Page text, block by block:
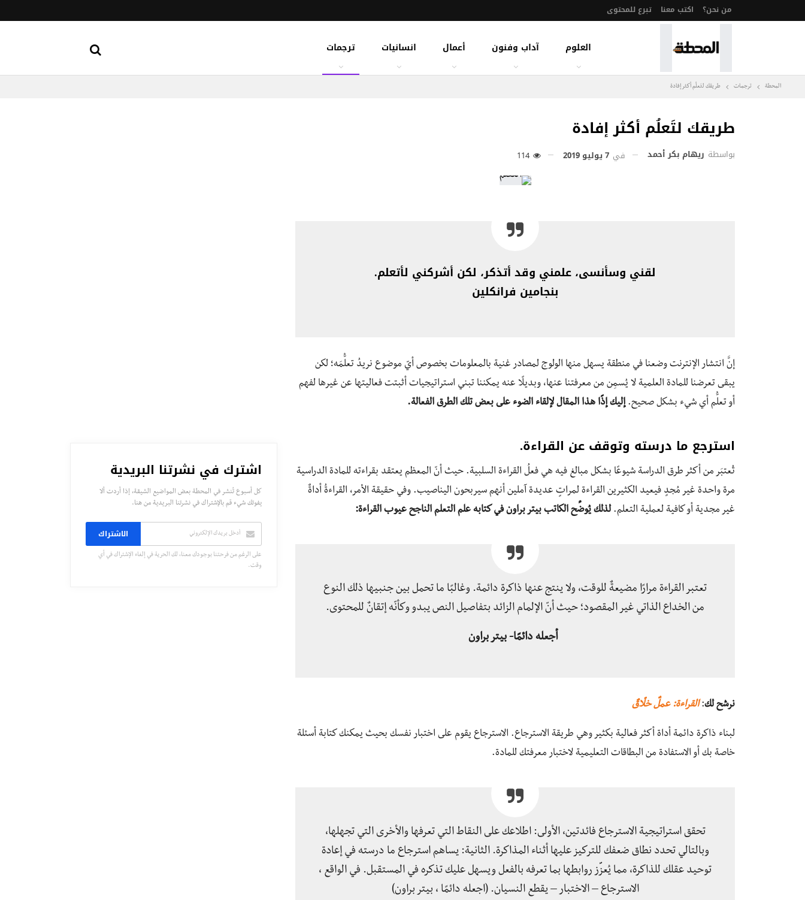
من نحن؟ اكتب معنا تبرع للمحتوى
العلوم آداب وفنون أعمال انسانيات ترجمات
المحطة ترجمات طريقك لتَعلُم أكثر إفادة
طريقك لتَعلُم أكثر إفادة
بواسطة ريهام بكر أحمد في 7 يوليو 2019 114
لقني وسأنسى، علمني وقد أتذكر، لكن أشركني لأتعلم.
بنجامين فرانكلين
إنَّ انتشار الإنترنت وضعنا في منطقة يسهل منها الولوج لمصادر غنية بالمعلومات بخصوص أيّ موضوع نريدُ تعلُّمَه؛ لكن
يبقى تعرضنا للمادة العلمية لا يُسمِن من معرفتنا عنها، وبديلًا عنه يمكننا تبني استراتيجيات أثبتت فعاليتها عن غيرها لفهم
أو تعلُّم أي شيء بشكل صحيح.إليك إذًا هذا المقال لإلقاء الضوء على بعض تلك الطرق الفعالة.
استرجع ما درسته وتوقف عن القراءة.
تُعتبَر من أكثر طرق الدراسة شيوعًا بشكل مبالغ فيه هي فعلُ القراءة السلبية. حيث أنّ المعظم يعتقد بقراءته للمادة الدراسية
مرة واحدة غير مُجدٍ فيعيد الكثيرين القراءة لمراتٍ عديدة آملين أنهم سيربحون اليناصيب. وفي حقيقة الأمر، القراءةُ أداةٌ
غير مجدية أو كافية لعملية التعلم. لذلك يُوضِّح الكاتب بيتر براون في كتابه علم التعلم الناجح عيوب القراءة:
تعتبر القراءة مرارًا مضيعةٌ للوقت، ولا ينتج عنها ذاكرة دائمة. وغالبًا ما تحمل بين جنبيها ذلك النوع
من الخداع الذاتي غير المقصود؛ حيث أنّ الإلمام الزائد بتفاصيل النص يبدو وكأنّه إتقانٌ للمحتوى.
أجعله دائمًا- بيتر براون
نرشح لك:القراءة: عملٌ خلّاقٌ
لبناء ذاكرة دائمة أداة أكثر فعالية بكثير وهي طريقة الاسترجاع. الاسترجاع يقوم على اختبار نفسك بحيث يمكنك كتابة أسئلة
خاصة بك أو الاستفادة من البطاقات التعليمية لاختبار معرفتك للمادة.
تحقق استراتيجية الاسترجاع فائدتين، الأولى: اطلاعك على النقاط التي تعرفها والأخرى التي تجهلها،
وبالتالي تحدد نطاق ضعفك للتركيز عليها أثناء المذاكرة. الثانية: يساهم استرجاع ما درسته في إعادة
توحيد عقلك للذاكرة، مما يُعزِّز روابطها بما تعرفه بالفعل ويسهل عليك تذكره في المستقبل. في الواقع ،
الاسترجاع – الاختبار – يقطع النسيان. (اجعله دائمًا ، بيتر براون)
اشترك في نشرتنا البريدية
كل أسبوع تُنشر في المحطة بعض المواضيع الشيقة، إذا أردت ألا
يفوتك شيء قم بالإشتراك في نشرتنا البريدية من هنا.
الاشتراك
على الرغم من فرحتنا بوجودك معنا، لك الحرية في إلغاء الإشتراك في أي
وقت.